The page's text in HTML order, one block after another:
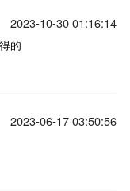
2023-10-30 01:16:14
的
2023-06-17 03:50:56